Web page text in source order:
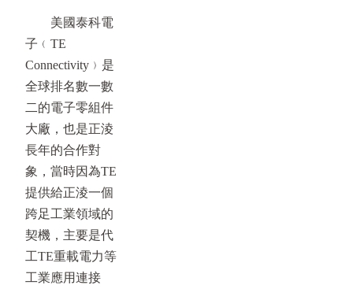
美國泰科電
子﹙TE
Connectivity﹚是
全球排名數一數
二的電子零組件
大廠，也是正淩
長年的合作對
象，當時因為TE
提供給正淩一個
跨足工業領域的
契機，主要是代
工TE重載電力等
工業應用連接